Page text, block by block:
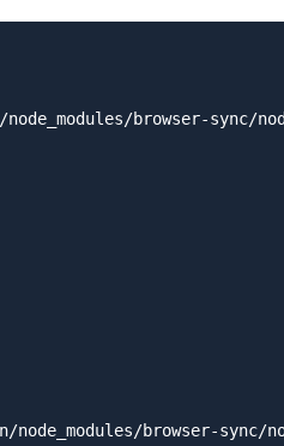
browser-sync/
browser-sync/